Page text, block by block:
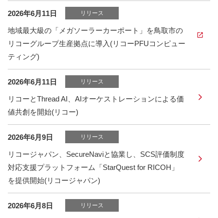
2026年6月11日 リリース
地域最大級の「メガソーラーカーポート」を鳥取市の
リコーグループ生産拠点に導入(リコーPFUコンピュー
ティング)
2026年6月11日 リリース
リコーとThread AI、AIオーケストレーションによる価
値共創を開始(リコー)
2026年6月9日 リリース
リコージャパン、SecureNaviと協業し、SCS評価制度
対応支援プラットフォーム「StarQuest for RICOH」
を提供開始(リコージャパン)
2026年6月8日 リリース